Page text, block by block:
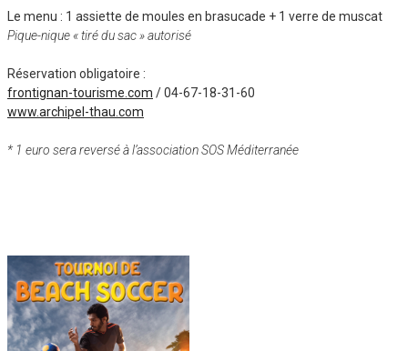
Le menu : 1 assiette de moules en brasucade + 1 verre de muscat
Pique-nique « tiré du sac » autorisé
Réservation obligatoire :
frontignan-tourisme.com / 04-67-18-31-60
www.archipel-thau.com
* 1 euro sera reversé à l’association SOS Méditerranée